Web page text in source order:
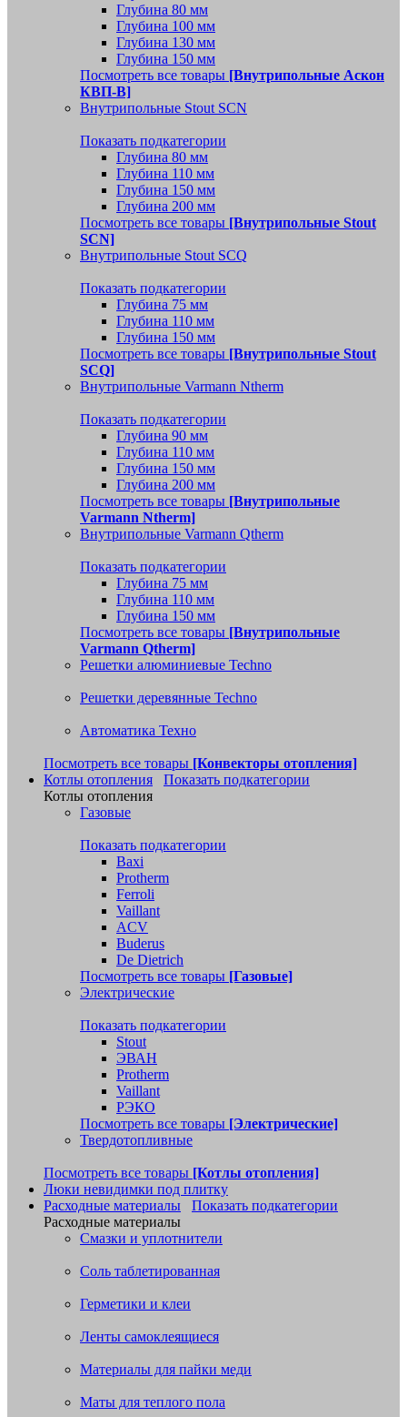
Глубина 80 мм
Глубина 100 мм
Глубина 130 мм
Глубина 150 мм
Посмотреть все товары [Внутрипольные Аскон
КВП-В]
Внутрипольные Stout SCN
Показать подкатегории
Глубина 80 мм
Глубина 110 мм
Глубина 150 мм
Глубина 200 мм
Посмотреть все товары [Внутрипольные Stout
SCN]
Внутрипольные Stout SCQ
Показать подкатегории
Глубина 75 мм
Глубина 110 мм
Глубина 150 мм
Посмотреть все товары [Внутрипольные Stout
SCQ]
Внутрипольные Varmann Ntherm
Показать подкатегории
Глубина 90 мм
Глубина 110 мм
Глубина 150 мм
Глубина 200 мм
Посмотреть все товары [Внутрипольные
Varmann Ntherm]
Внутрипольные Varmann Qtherm
Показать подкатегории
Глубина 75 мм
Глубина 110 мм
Глубина 150 мм
Посмотреть все товары [Внутрипольные
Varmann Qtherm]
Решетки алюминиевые Techno
Решетки деревянные Techno
Автоматика Техно
Посмотреть все товары [Конвекторы отопления]
Котлы отопления
Показать подкатегории
Котлы отопления
Газовые
Показать подкатегории
Baxi
Protherm
Ferroli
Vaillant
ACV
Buderus
De Dietrich
Посмотреть все товары [Газовые]
Электрические
Показать подкатегории
Stout
ЭВАН
Protherm
Vaillant
РЭКО
Посмотреть все товары [Электрические]
Твердотопливные
Посмотреть все товары [Котлы отопления]
Люки невидимки под плитку
Расходные материалы
Показать подкатегории
Расходные материалы
Смазки и уплотнители
Соль таблетированная
Герметики и клеи
Ленты самоклеящиеся
Материалы для пайки меди
Маты для теплого пола